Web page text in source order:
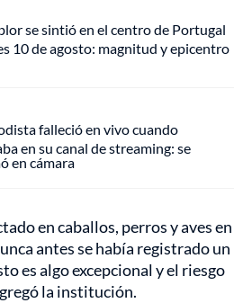
se sintió en el centro de Portugal
10 de agosto: magnitud y epicentro
falleció en vivo cuando
en su canal de streaming: se
en cámara
en caballos, perros y aves en
antes se había registrado un
es algo excepcional y el riesgo
la institución.